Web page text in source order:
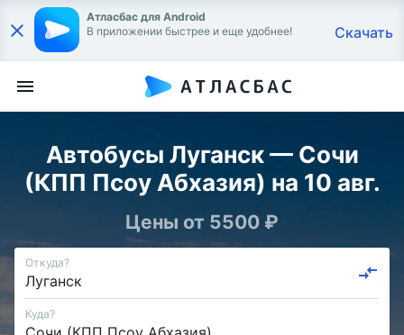
Атласбас для Android
В приложении быстрее и еще удобнее!
Скачать
Автобусы Луганск — Сочи
(КПП Псоу Абхазия) на 10 авг.
Цены от 5500 ₽
Откуда?
Куда?